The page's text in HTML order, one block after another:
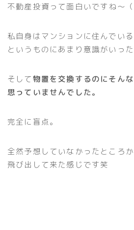
不動産投資って面白いですね〜（
私自身はマンションに住んでい
というものにあまり意識がいった
そして物置を交換するのにそん
思っていませんでした。
完全に盲点。
全然予想していなかったところ
飛び出して来た感じです笑